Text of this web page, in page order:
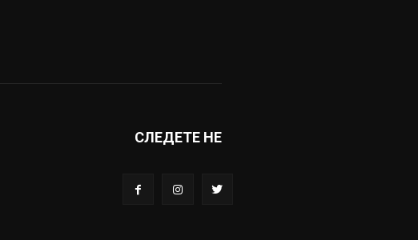
СЛЕДЕТЕ НЕ